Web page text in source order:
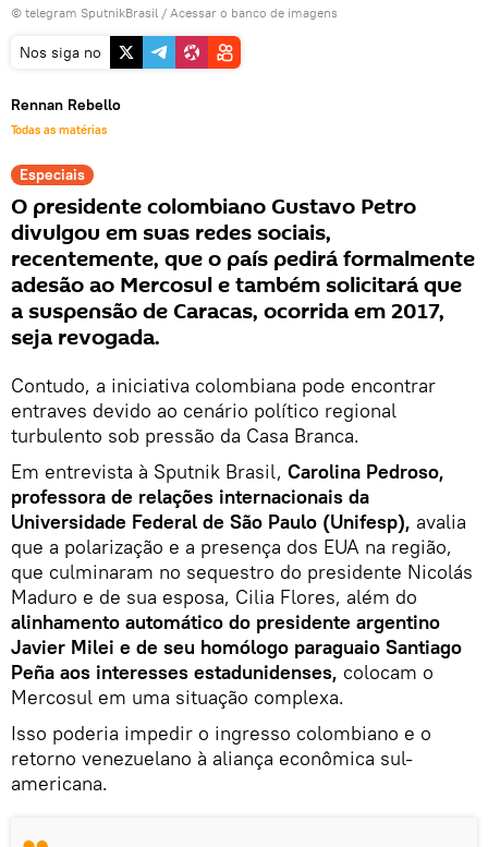
© telegram SputnikBrasil / Acessar o banco de imagens
Nos siga no
Rennan Rebello
Todas as matérias
Especiais
O presidente colombiano Gustavo Petro
divulgou em suas redes sociais,
recentemente, que o país pedirá formalmente
adesão ao Mercosul e também solicitará que
a suspensão de Caracas, ocorrida em 2017,
seja revogada.
Contudo, a iniciativa colombiana pode encontrar
entraves devido ao cenário político regional
turbulento sob pressão da Casa Branca.
Em entrevista à Sputnik Brasil, Carolina Pedroso,
professora de relações internacionais da
Universidade Federal de São Paulo (Unifesp), avalia
que a polarização e a presença dos EUA na região,
que culminaram no sequestro do presidente Nicolás
Maduro e de sua esposa, Cilia Flores, além do
alinhamento automático do presidente argentino
Javier Milei e de seu homólogo paraguaio Santiago
Peña aos interesses estadunidenses, colocam o
Mercosul em uma situação complexa.
Isso poderia impedir o ingresso colombiano e o
retorno venezuelano à aliança econômica sul-
americana.